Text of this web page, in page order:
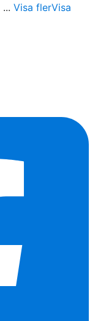
... Visa flerVisa